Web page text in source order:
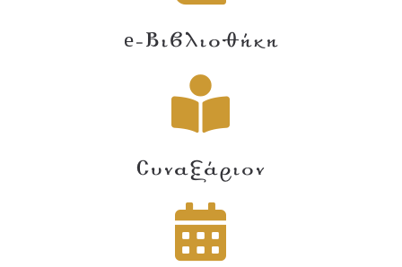
e-Βιβλιοθήκη
Συναξάριον